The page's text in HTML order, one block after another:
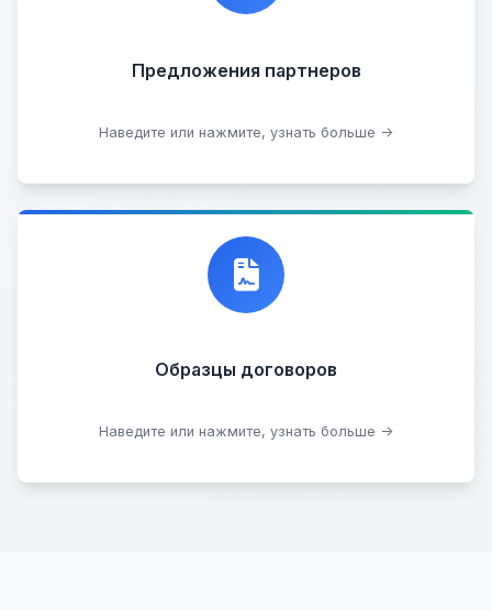
Предложения партнеров
Наведите или нажмите, узнать больше →
Стать партнером
Образцы договоров
Наведите или нажмите, узнать больше →
Договор купли-продажи
Скачать образцы